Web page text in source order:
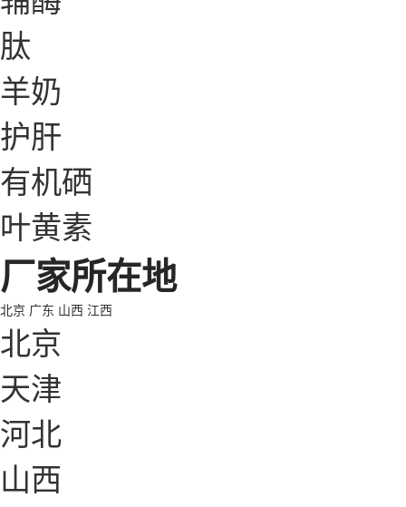
肽
羊奶
护肝
有机硒
叶黄素
厂家所在地
北京 广东 山西 江西
北京
天津
河北
山西